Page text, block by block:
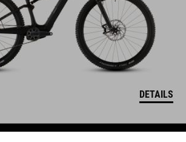
DETAILS